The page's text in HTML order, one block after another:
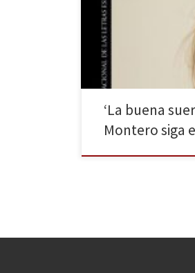
librerías para
sorpresas del 2020. En
fantasía y de la novela
historia realista, […]
‘La buena
Montero siga